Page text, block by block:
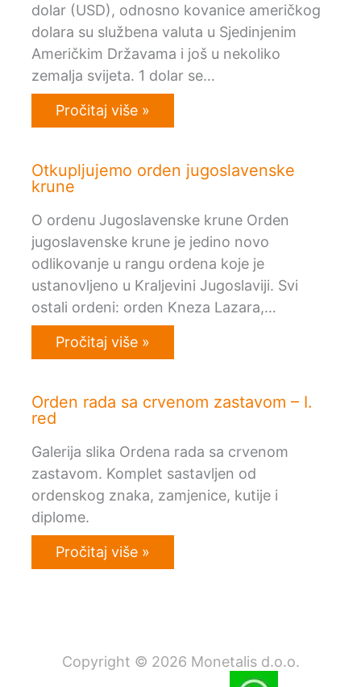
dolar (USD), odnosno kovanice američkog
dolara su službena valuta u Sjedinjenim
Američkim Državama i još u nekoliko
zemalja svijeta. 1 dolar se…
Pročitaj više »
Otkupljujemo orden jugoslavenske
krune
O ordenu Jugoslavenske krune Orden
jugoslavenske krune je jedino novo
odlikovanje u rangu ordena koje je
ustanovljeno u Kraljevini Jugoslaviji. Svi
ostali ordeni: orden Kneza Lazara,…
Pročitaj više »
Orden rada sa crvenom zastavom – I.
red
Galerija slika Ordena rada sa crvenom
zastavom. Komplet sastavljen od
ordenskog znaka, zamjenice, kutije i
diplome.
Pročitaj više »
Copyright © 2026 Monetalis d.o.o.